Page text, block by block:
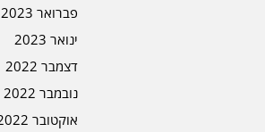
פברואר 2023
ינואר 2023
דצמבר 2022
נובמבר 2022
אוקטובר 2022